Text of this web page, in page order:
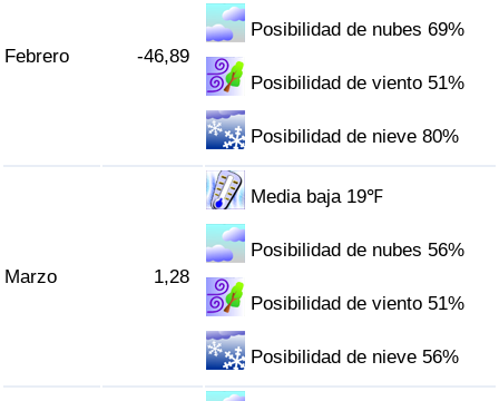
Febrero -46,89
Posibilidad de nubes 69%
Posibilidad de viento 51%
Posibilidad de nieve 80%
Marzo 1,28
Media baja 19℉
Posibilidad de nubes 56%
Posibilidad de viento 51%
Posibilidad de nieve 56%
Índice de Contaminación por País
Tráfico
Índice de Tráfico (Actual)
Índice de Tráfico por País